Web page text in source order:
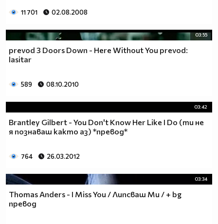
11 701 02.08.2008
03:55
prevod 3 Doors Down - Here Without You prevod:
lasitar
589 08.10.2010
03:42
Brantley Gilbert - You Don't Know Her Like I Do (ти не
я познаваш както аз) *превод*
764 26.03.2012
03:34
Thomas Anders - I Miss You / Липсваш Ми / + bg
превод